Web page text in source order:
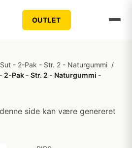
OUTLET
- 2-Pak - Str. 2 - Naturgummi /
2-Pak - Str. 2 - Naturgummi -
side kan være genereret